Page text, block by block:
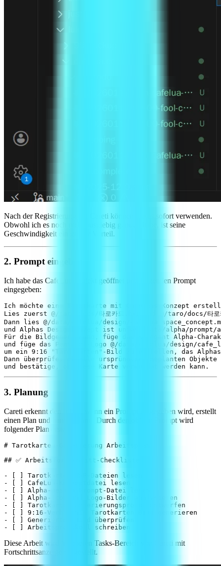
Nach der Registrierung bei Careti können Sie es sofort verwenden.
Obwohl ich es noch nicht ausgiebig genutzt habe, ist seine
Geschwindigkeit ein großer Vorteil.
2. Prompt eingeben
Ich habe das CafeLua-Projekt geöffnet und folgenden Prompt
eingegeben:
Ich möchte eine Tarotkarte mit CafeLuas Konzept
Lies zuerst @/taro/docs/타로카드.hwp und @/taro/docs/
Dann lies @/data/cafelua/design/
und Alphas Designkonzept ist unter @data/alpha/prompt/
Für die Bildgenerierung, füge das KI-Agent Alpha-
und füge das Pentakel-Logo @/data/cafelua/design/
um ein 9:16 "Tarotkarten"-Bild zu erstellen, das Alphas
Dann überprüfe, ob alle ursprünglich geplanten
3. Planung
Careti erkennt den Inhalt, wenn ein Prompt eingegeben wird, erstellt
einen Plan und handelt dann. Durch den obigen Prompt wird
folgender Plan erstellt:
# Tarotkarten-Generierung Arbeitsplan
## ✅ Arbeitsfortschritt-Checkliste
- [ ] Tarotkarten-HWP-Dateien lesen
- [ ] CafeLua-Konzeptdatei lesen
- [ ] Alpha-Design-Prompt-Datei lesen
- [ ] Alpha-Icon und Logo-Bilder analysieren
- [ ] Tarotkarten-Generierungsprompt entwerfen
- [ ] 9:16-Verhältnis Tarotkarten-Bild generieren
- [ ] Generiertes Bild überprüfen
Diese Arbeit wird im oberen Tasks-Bereich von Careti mit
Fortschrittsanzeige dargestellt.